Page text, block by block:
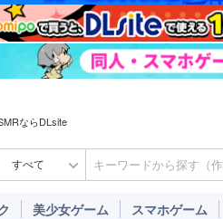
ならDLsite
すべて
美少女ゲーム スマホゲーム